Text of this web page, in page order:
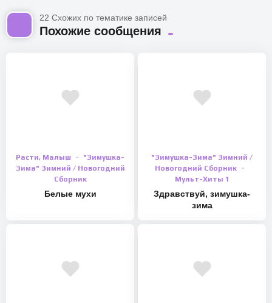
22 Схожих по тематике записей
Похожие сообщения
Расти, Малыш
"Зимушка-
Зима" Зимний / Новогодний
Сборник
Белые мухи
"Зимушка-Зима" Зимний /
Новогодний Сборник
Мульт-Хиты 1
Здравствуй, зимушка-
зима